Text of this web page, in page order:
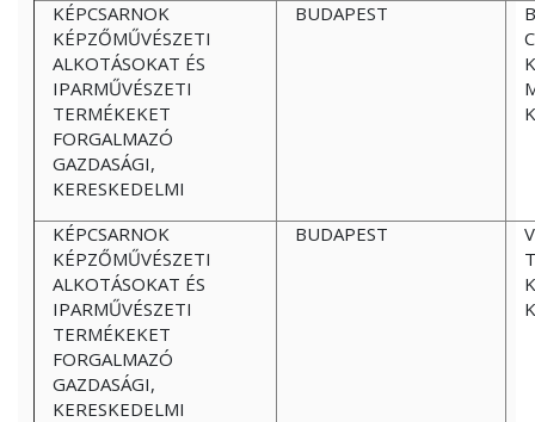
KÉPCSARNOK
KÉPZŐMŰVÉSZETI
ALKOTÁSOKAT ÉS
IPARMŰVÉSZETI
TERMÉKEKET
FORGALMAZÓ
GAZDASÁGI,
KERESKEDELMI
BUDAPEST
KÉPCSARNOK
KÉPZŐMŰVÉSZETI
ALKOTÁSOKAT ÉS
IPARMŰVÉSZETI
TERMÉKEKET
FORGALMAZÓ
GAZDASÁGI,
KERESKEDELMI
BUDAPEST